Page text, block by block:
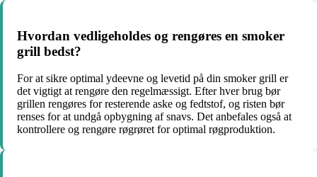
Hvordan vedligeholdes og rengøres en smoker
grill bedst?
For at sikre optimal ydeevne og levetid på din smoker grill er
det vigtigt at rengøre den regelmæssigt. Efter hver brug bør
grillen rengøres for resterende aske og fedtstof, og risten bør
renses for at undgå opbygning af snavs. Det anbefales også at
kontrollere og rengøre røgrøret for optimal røgproduktion.